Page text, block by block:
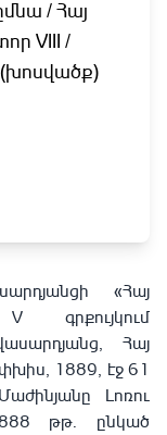
/ Հայ
VIII /
(խոսվածք)
«Հայ
գրքույկում
Հայ
1889, էջ 61
Լոռու
թթ. ընկած